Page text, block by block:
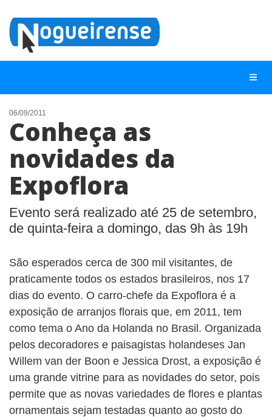
NOTÍCIAS
LISTA DIGITAL
TELEFONES ÚTEIS
QUEM SOMOS
CONTATO
BUSCAR
06/09/2011
Conheça as
novidades da
Expoflora
Evento será realizado até 25 de setembro,
de quinta-feira a domingo, das 9h às 19h
São esperados cerca de 300 mil visitantes, de
praticamente todos os estados brasileiros, nos 17
dias do evento. O carro-chefe da Expoflora é a
exposição de arranjos florais que, em 2011, tem
como tema o Ano da Holanda no Brasil. Organizada
pelos decoradores e paisagistas holandeses Jan
Willem van der Boon e Jessica Drost, a exposição é
uma grande vitrine para as novidades do setor, pois
permite que as novas variedades de flores e plantas
ornamentais sejam testadas quanto ao gosto do